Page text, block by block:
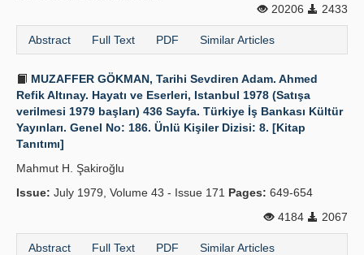
20206
2433
Abstract Full Text PDF Similar Articles
MUZAFFER GÖKMAN, Tarihi Sevdiren Adam. Ahmed
Refik Altınay. Hayatı ve Eserleri, Istanbul 1978 (Satışa
verilmesi 1979 başları) 436 Sayfa. Türkiye İş Bankası Kültür
Yayınları. Genel No: 186. Ünlü Kişiler Dizisi: 8. [Kitap
Tanıtımı]
Mahmut H. Şakiroğlu
Issue: July 1979, Volume 43 - Issue 171 Pages: 649-654
4184
2067
Abstract Full Text PDF Similar Articles